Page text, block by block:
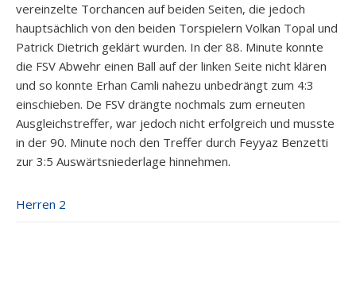
vereinzelte Torchancen auf beiden Seiten, die jedoch
hauptsächlich von den beiden Torspielern Volkan Topal und
Patrick Dietrich geklärt wurden. In der 88. Minute konnte
die FSV Abwehr einen Ball auf der linken Seite nicht klären
und so konnte Erhan Camli nahezu unbedrängt zum 4:3
einschieben. De FSV drängte nochmals zum erneuten
Ausgleichstreffer, war jedoch nicht erfolgreich und musste
in der 90. Minute noch den Treffer durch Feyyaz Benzetti
zur 3:5 Auswärtsniederlage hinnehmen.
Herren 2